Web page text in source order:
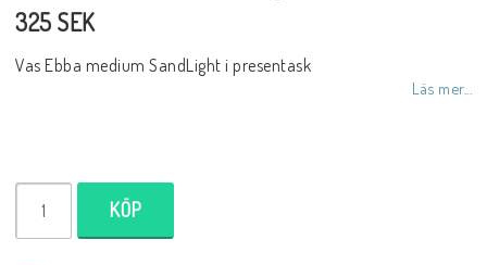
325 SEK
Vas Ebba medium SandLight i presentask
Läs mer...
KÖP